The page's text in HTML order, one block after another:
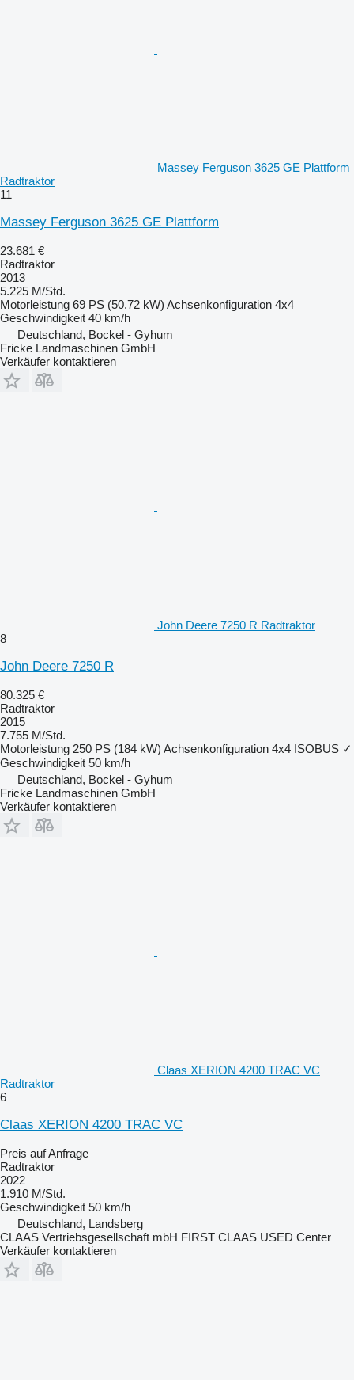
Massey Ferguson 3625 GE Plattform
Radtraktor
11
Massey Ferguson 3625 GE Plattform
23.681 €
Radtraktor
2013
5.225 M/Std.
Motorleistung 69 PS (50.72 kW) Achsenkonfiguration 4x4
Geschwindigkeit 40 km/h
Deutschland, Bockel - Gyhum
Fricke Landmaschinen GmbH
Verkäufer kontaktieren
John Deere 7250 R Radtraktor
8
John Deere 7250 R
80.325 €
Radtraktor
2015
7.755 M/Std.
Motorleistung 250 PS (184 kW) Achsenkonfiguration 4x4 ISOBUS ✓
Geschwindigkeit 50 km/h
Deutschland, Bockel - Gyhum
Fricke Landmaschinen GmbH
Verkäufer kontaktieren
Claas XERION 4200 TRAC VC
Radtraktor
6
Claas XERION 4200 TRAC VC
Preis auf Anfrage
Radtraktor
2022
1.910 M/Std.
Geschwindigkeit 50 km/h
Deutschland, Landsberg
CLAAS Vertriebsgesellschaft mbH FIRST CLAAS USED Center
Verkäufer kontaktieren